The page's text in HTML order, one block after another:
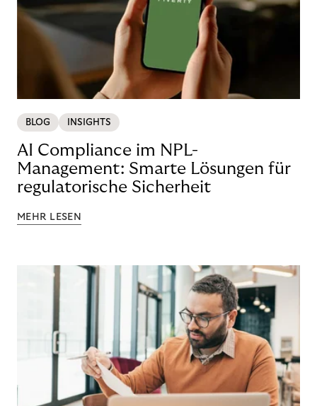
BLOG INSIGHTS
AI Compliance im NPL-
Management: Smarte Lösungen für
regulatorische Sicherheit
MEHR LESEN